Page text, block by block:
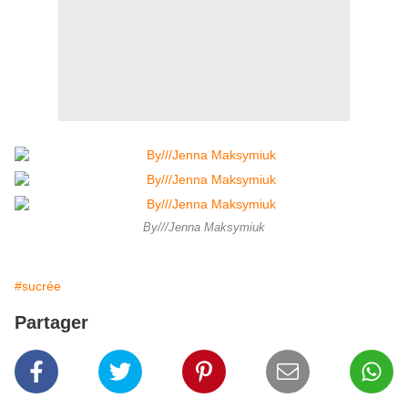
By///Jenna Maksymiuk
#sucrée
Partager